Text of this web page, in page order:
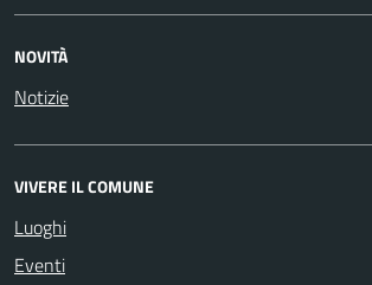
NOVITÀ
Notizie
VIVERE IL COMUNE
Luoghi
Eventi